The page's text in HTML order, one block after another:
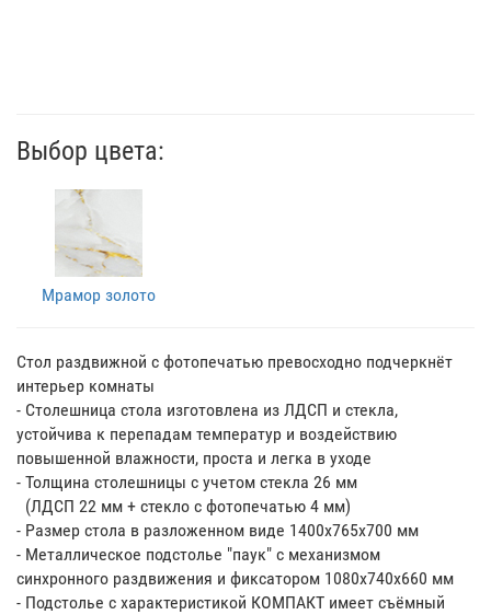
Выбор цвета:
Мрамор золото
Стол раздвижной с фотопечатью превосходно подчеркнёт
интерьер комнаты
- Столешница стола изготовлена из ЛДСП и стекла,
устойчива к перепадам температур и воздействию
повышенной влажности, проста и легка в уходе
- Толщина столешницы с учетом стекла 26 мм
(ЛДСП 22 мм + стекло с фотопечатью 4 мм)
- Размер стола в разложенном виде 1400х765х700 мм
- Металлическое подстолье "паук" с механизмом
синхронного раздвижения и фиксатором 1080х740х660 мм
- Подстолье с характеристикой КОМПАКТ имеет съёмный